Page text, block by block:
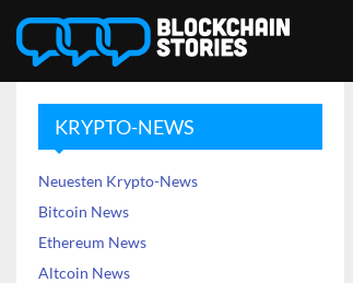
KRYPTO-NEWS
Neuesten Krypto-News
Bitcoin News
Ethereum News
Altcoin News